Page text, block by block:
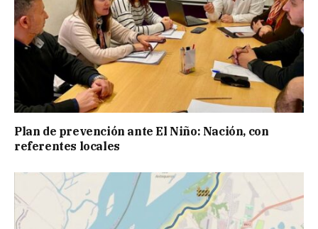
Plan de prevención ante El Niño: Nación, con
referentes locales